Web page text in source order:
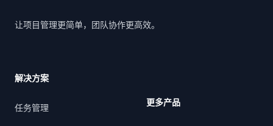
让项目管理更简单，团队协作更高效。
解决方案
任务管理
更多产品